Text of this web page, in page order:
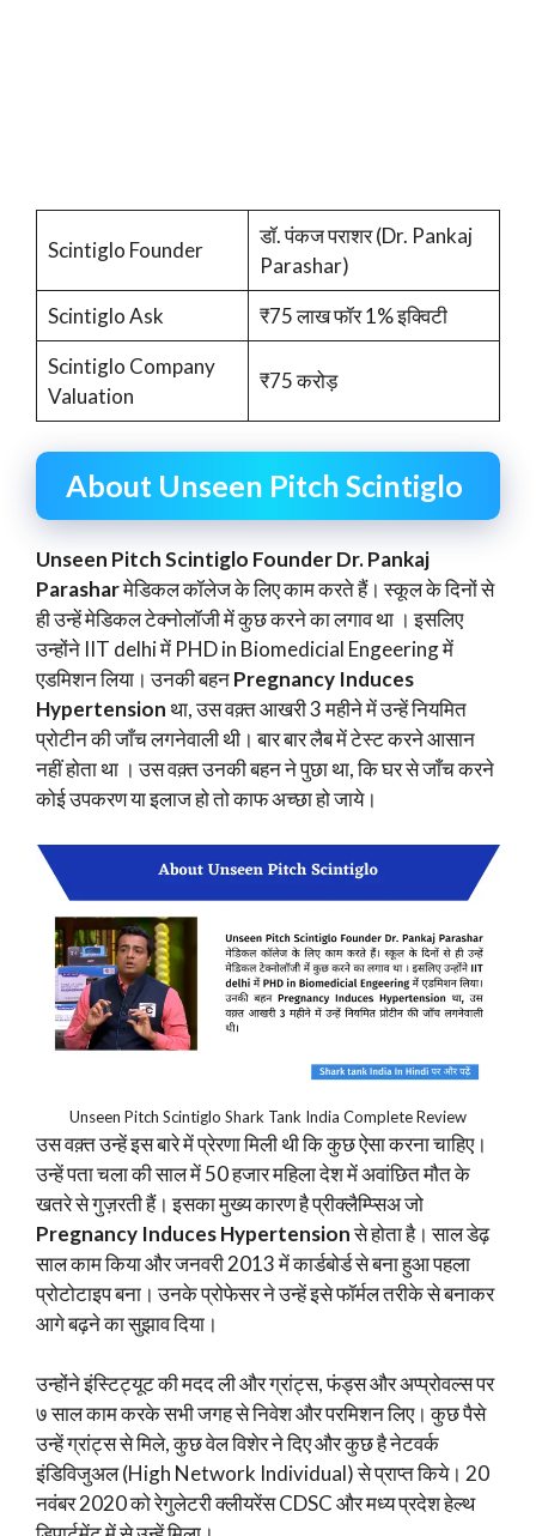
Scintiglo Founder
डॉ. पंकज पराशर (Dr. Pankaj
Parashar)
Scintiglo Ask
₹75 लाख फॉर 1% इक्विटी
Scintiglo Company
Valuation
₹75 करोड़
About Unseen Pitch Scintiglo
Unseen Pitch Scintiglo Founder Dr. Pankaj
Parasharमेडिकल कॉलेज के लिए काम करते हैं। स्कूल के दिनों से
ही उन्हें मेडिकल टेक्नोलॉजी में कुछ करने का लगाव था । इसलिए
उन्होंने IIT delhi में PHD in Biomedicial Engeering में
एडमिशन लिया। उनकी बहनPregnancy Induces
Hypertensionथा, उस वक़्त आखरी 3 महीने में उन्हें नियमित
प्रोटीन की जाँच लगनेवाली थी। बार बार लैब में टेस्ट करने आसान
नहीं होता था । उस वक़्त उनकी बहन ने पुछा था, कि घर से जाँच करने
कोई उपकरण या इलाज हो तो काफ अच्छा हो जाये।
Unseen Pitch Scintiglo Shark Tank India Complete Review
उस वक़्त उन्हें इस बारे में प्रेरणा मिली थी कि कुछ ऐसा करना चाहिए।
उन्हें पता चला की साल में 50 हजार महिला देश में अवांछित मौत के
खतरे से गुज़रती हैं। इसका मुख्य कारण है प्रीक्लैम्प्सिअ जो
Pregnancy Induces Hypertensionसे होता है। साल डेढ़
साल काम किया और जनवरी 2013 में कार्डबोर्ड से बना हुआ पहला
प्रोटोटाइप बना। उनके प्रोफेसर ने उन्हें इसे फॉर्मल तरीके से बनाकर
आगे बढ़ने का सुझाव दिया।
उन्होंने इंस्टिट्यूट की मदद ली और ग्रांट्स, फंड्स और अप्प्रोवल्स पर
७ साल काम करके सभी जगह से निवेश और परमिशन लिए। कुछ पैसे
उन्हें ग्रांट्स से मिले, कुछ वेल विशेर ने दिए और कुछ है नेटवर्क
इंडिविजुअल (High Network Individual) से प्राप्त किये। 20
नवंबर 2020 को रेगुलेटरी क्लीयरेंस CDSC और मध्य प्रदेश हेल्थ